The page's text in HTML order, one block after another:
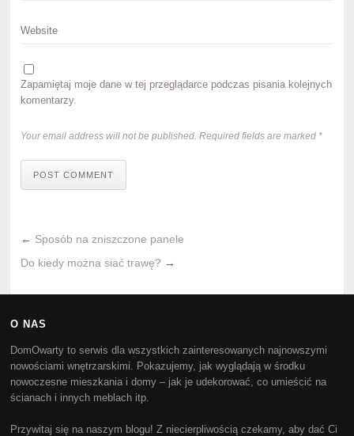
Zapamiętaj moje dane w tej przeglądarce podczas pisania kolejnych
komentarzy.
Your email address will not be published. Required fields are marked *
POST COMMENT
← Sposób na zniszczone panele
Do kiedy można siać trawę? →
O NAS
DomOwarty to serwis dla wszystkich zainteresowanych najnowszymi
nowościami wnętrzarskimi. Pokazujemy, jak wyglądają w środku
nowoczesne mieszkania i domy – jak je udekorować, co umieścić na
ścianach i innych meblach itp.
Przywitaj się na naszym blogu! Z niecierpliwością czekamy, aby dać Ci